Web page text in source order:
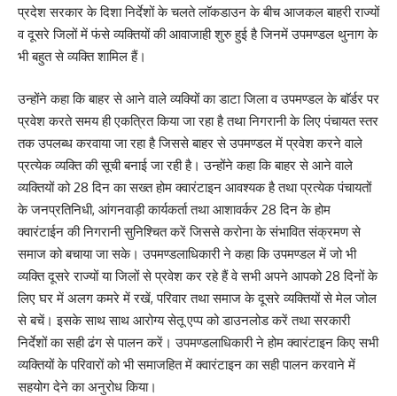
प्रदेश सरकार के दिशा निर्देशों के चलते लाॅकडाउन के बीच आजकल बाहरी राज्यों
व दूसरे जिलों में फंसे व्यक्तियों की आवाजाही शुरु हुई है जिनमें उपमण्डल थुनाग के
भी बहुत से व्यक्ति शामिल हैं।
उन्होंने कहा कि बाहर से आने वाले व्यक्यिों का डाटा जिला व उपमण्डल के बाॅर्डर पर
प्रवेश करते समय ही एकत्रित किया जा रहा है तथा निगरानी के लिए पंचायत स्तर
तक उपलब्ध करवाया जा रहा है जिससे बाहर से उपमण्डल में प्रवेश करने वाले
प्रत्येक व्यक्ति की सूची बनाई जा रही है। उन्होंने कहा कि बाहर से आने वाले
व्यक्तियों को 28 दिन का सख्त होम क्वारंटाइन आवश्यक है तथा प्रत्येक पंचायतों
के जनप्रतिनिधी, आंगनवाड़ी कार्यकर्ता तथा आशावर्कर 28 दिन के होम
क्वारंटाईन की निगरानी सुनिश्चित करें जिससे करोना के संभावित संक्रमण से
समाज को बचाया जा सके। उपमण्डलाधिकारी ने कहा कि उपमण्डल में जो भी
व्यक्ति दूसरे राज्यों या जिलों से प्रवेश कर रहे हैं वे सभी अपने आपको 28 दिनों के
लिए घर में अलग कमरे में रखें, परिवार तथा समाज के दूसरे व्यक्तियों से मेल जोल
से बचें। इसके साथ साथ आरोग्य सेतू एप्प को डाउनलोड करें तथा सरकारी
निर्देशों का सही ढंग से पालन करें। उपमण्डलाधिकारी ने होम क्वारंटाइन किए सभी
व्यक्तियों के परिवारों को भी समाजहित में क्वारंटाइन का सही पालन करवाने में
सहयोग देने का अनुरोध किया।